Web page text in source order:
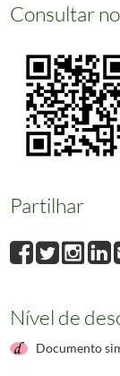
Consultar
Partilhar
Nível de
Documento